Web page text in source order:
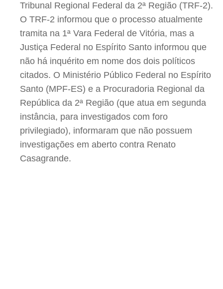
Tribunal Regional Federal da 2ª Região (TRF-2).
O TRF-2 informou que o processo atualmente
tramita na 1ª Vara Federal de Vitória, mas a
Justiça Federal no Espírito Santo informou que
não há inquérito em nome dos dois políticos
citados. O Ministério Público Federal no Espírito
Santo (MPF-ES) e a Procuradoria Regional da
República da 2ª Região (que atua em segunda
instância, para investigados com foro
privilegiado), informaram que não possuem
investigações em aberto contra Renato
Casagrande.